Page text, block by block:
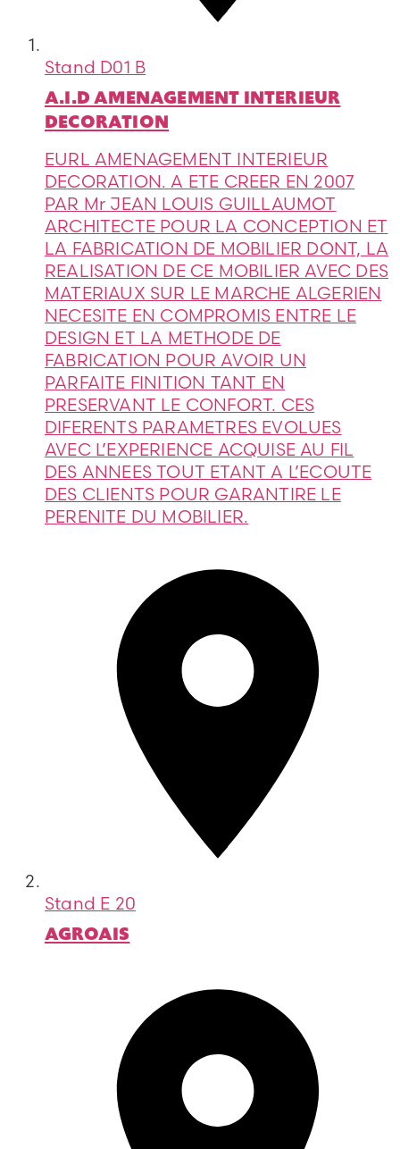
Stand D01 B
A.I.D AMENAGEMENT INTERIEUR
DECORATION
EURL AMENAGEMENT INTERIEUR
DECORATION. A ETE CREER EN 2007
PAR Mr JEAN LOUIS GUILLAUMOT
ARCHITECTE POUR LA CONCEPTION ET
LA FABRICATION DE MOBILIER DONT, LA
REALISATION DE CE MOBILIER AVEC DES
MATERIAUX SUR LE MARCHE ALGERIEN
NECESITE EN COMPROMIS ENTRE LE
DESIGN ET LA METHODE DE
FABRICATION POUR AVOIR UN
PARFAITE FINITION TANT EN
PRESERVANT LE CONFORT. CES
DIFERENTS PARAMETRES EVOLUES
AVEC L’EXPERIENCE ACQUISE AU FIL
DES ANNEES TOUT ETANT A L’ECOUTE
DES CLIENTS POUR GARANTIRE LE
PERENITE DU MOBILIER.
Stand E 20
AGROAIS